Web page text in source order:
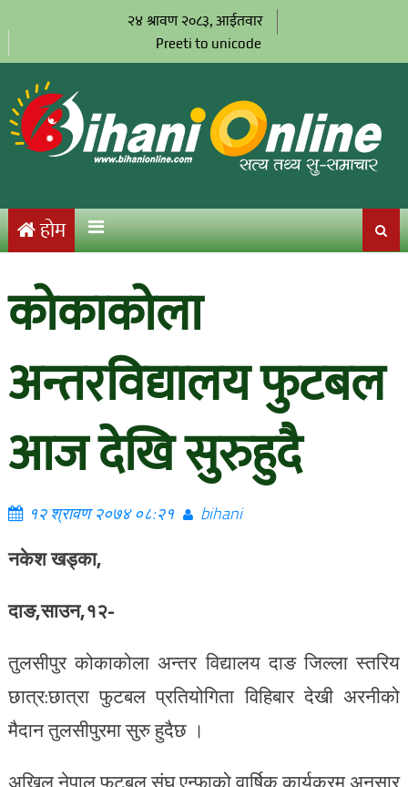
२४ श्रावण २०८३, आईतवार
Preeti to unicode
होम
कोकाकोला
अन्तरविद्यालय फुटबल
आज देखि सुरुहुदै
१२ श्रावण २०७४ ०८:२१ bihani
नकेश खड्का,
दाङ,साउन,१२-
तुलसीपुर कोकाकोला अन्तर विद्यालय दाङ जिल्ला स्तरिय
छात्र:छात्रा फुटबल प्रतियोगिता विहिबार देखी अरनीको
मैदान तुलसीपुरमा सुरु हुदैछ ।